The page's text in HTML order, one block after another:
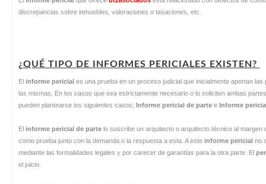
discrepancias sobre inmuebles, valoraciones o tasaciones, etc.
¿QUÉ TIPO DE INFORMES PERICIALES EXISTEN?
El informe pericial es una prueba en un proceso judicial que inicialmente aportan
las mismas. En los casos que sea estrictamente necesario o lo soliciten ambas
pueden plantearse los siguientes casos; Informe pericial de parte e Informe
El informe pericial de parte lo suscribe un arquitecto o arquitecto técnico al
como prueba junto con la demanda o la respuesta a esta. A este informe pericial no
mediante las formalidades legales y por carecer de garantías para la otra parte. El
el juicio.